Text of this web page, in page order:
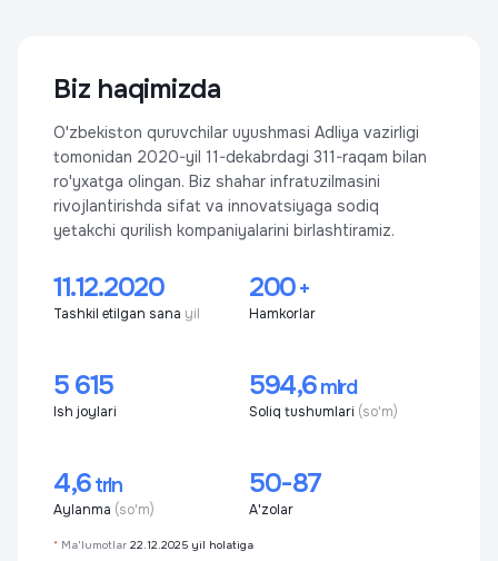
Biz haqimizda
O'zbekiston quruvchilar uyushmasi Adliya vazirligi
tomonidan 2020-yil 11-dekabrdagi 311-raqam bilan
ro'yxatga olingan. Biz shahar infratuzilmasini
rivojlantirishda sifat va innovatsiyaga sodiq
yetakchi qurilish kompaniyalarini birlashtiramiz.
11.12.2020
Tashkil etilgan sana yil
200+
Hamkorlar
5 615
Ish joylari
594,6mlrd
Soliq tushumlari (so'm)
4,6trln
Aylanma (so'm)
50-87
A'zolar
* Ma'lumotlar 22.12.2025 yil holatiga